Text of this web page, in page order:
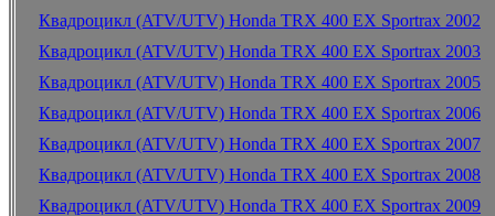
Квадроцикл (ATV/UTV) Honda TRX 400 EX Sportrax 2002
Квадроцикл (ATV/UTV) Honda TRX 400 EX Sportrax 2003
Квадроцикл (ATV/UTV) Honda TRX 400 EX Sportrax 2005
Квадроцикл (ATV/UTV) Honda TRX 400 EX Sportrax 2006
Квадроцикл (ATV/UTV) Honda TRX 400 EX Sportrax 2007
Квадроцикл (ATV/UTV) Honda TRX 400 EX Sportrax 2008
Квадроцикл (ATV/UTV) Honda TRX 400 EX Sportrax 2009